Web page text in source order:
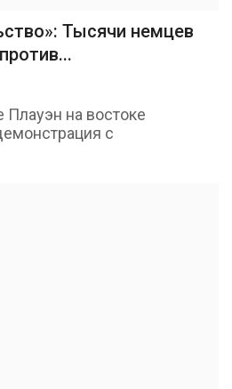
Тысячи немцев
Плауэн на востоке
с